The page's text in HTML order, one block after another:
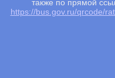
также по прямой
https://bus.gov.ru/qrcode/